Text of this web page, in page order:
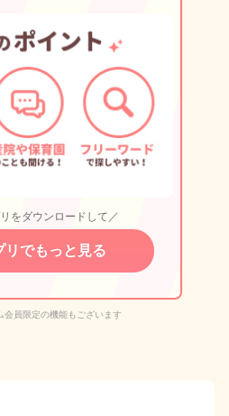
をダウンロードして／
リでもっと見る
員限定の機能もございます